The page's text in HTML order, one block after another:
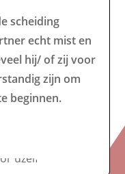
scheiding
echt mist en
hij/ of zij voor
zijn om
beginnen.